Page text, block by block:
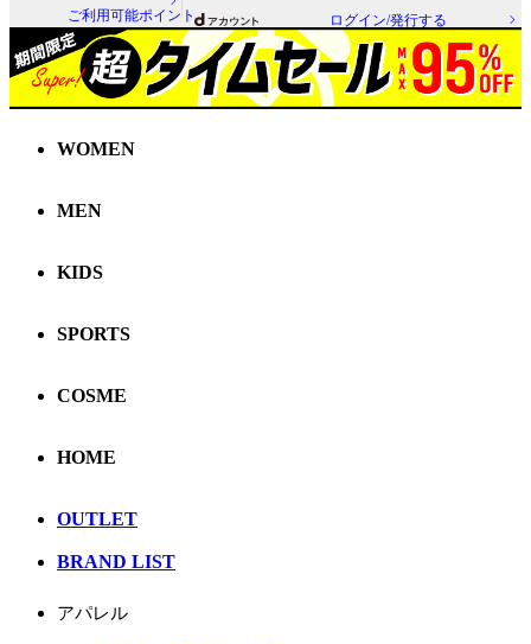
ご利用可能ポイント ログイン/発行する
WOMEN
MEN
KIDS
SPORTS
COSME
HOME
OUTLET
BRAND LIST
アパレル